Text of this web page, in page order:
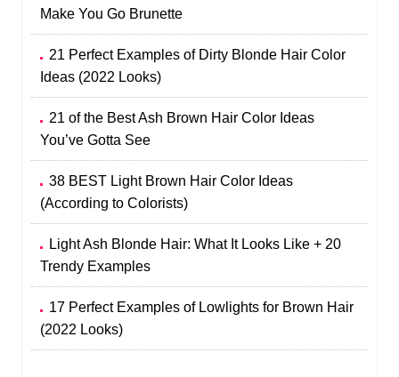
Make You Go Brunette
21 Perfect Examples of Dirty Blonde Hair Color
Ideas (2022 Looks)
21 of the Best Ash Brown Hair Color Ideas
You’ve Gotta See
38 BEST Light Brown Hair Color Ideas
(According to Colorists)
Light Ash Blonde Hair: What It Looks Like + 20
Trendy Examples
17 Perfect Examples of Lowlights for Brown Hair
(2022 Looks)